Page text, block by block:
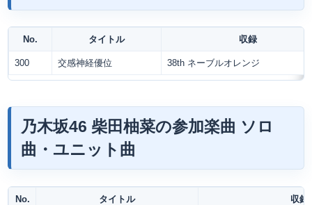
No. タイトル 収録
300 交感神経優位 38th ネーブルオレンジ
乃木坂46 柴田柚菜の参加楽曲 ソロ
曲・ユニット曲
No. タイトル 収録